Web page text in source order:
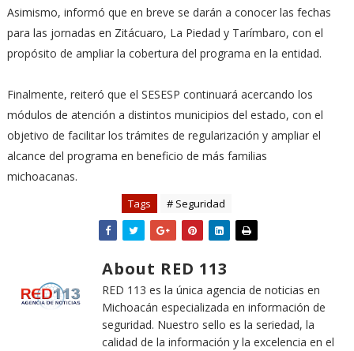
Asimismo, informó que en breve se darán a conocer las fechas
para las jornadas en Zitácuaro, La Piedad y Tarímbaro, con el
propósito de ampliar la cobertura del programa en la entidad.
Finalmente, reiteró que el SESESP continuará acercando los
módulos de atención a distintos municipios del estado, con el
objetivo de facilitar los trámites de regularización y ampliar el
alcance del programa en beneficio de más familias
michoacanas.
Tags # Seguridad
About RED 113
RED 113 es la única agencia de noticias en
Michoacán especializada en información de
seguridad. Nuestro sello es la seriedad, la
calidad de la información y la excelencia en el